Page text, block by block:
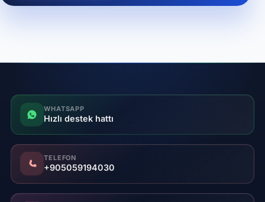
WHATSAPP
Hızlı destek hattı
TELEFON
+905059194030